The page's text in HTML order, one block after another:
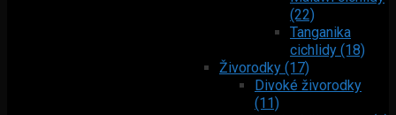
(22)
Tanganika
cichlidy (18)
Živorodky (17)
Divoké živorodky
(11)